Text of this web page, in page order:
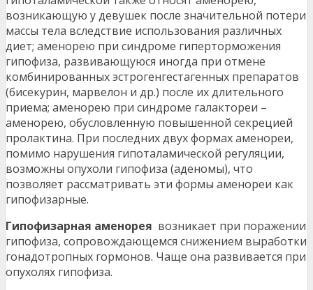
возникающую у девушек после значительной потери
массы тела вследствие использования различных
диет; аменорею при синдроме гиперторможения
гипофиза, развивающуюся иногда при отмене
комбинированных эстрогенгестагенных препаратов
(бисекурин, марвелон и др.) после их длительного
приема; аменорею при синдроме галактореи –
аменорею, обусловленную повышенной секрецией
пролактина. При последних двух формах аменореи,
помимо нарушения гипоталамической регуляции,
возможны опухоли гипофиза (аденомы), что
позволяет рассматривать эти формы аменореи как
гипофизарные.
Гипофизарная аменорея возникает при поражении
гипофиза, сопровождающемся снижением выработки
гонадотропных гормонов. Чаще она развивается при
опухолях гипофиза.